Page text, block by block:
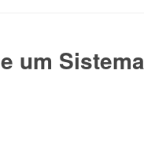
um